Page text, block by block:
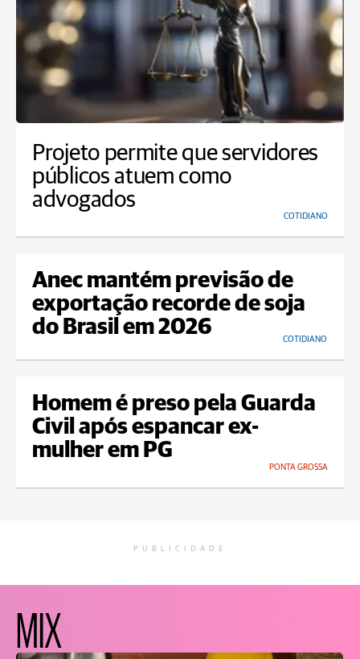
Projeto permite que servidores
públicos atuem como
advogados
COTIDIANO
Anec mantém previsão de
exportação recorde de soja
do Brasil em 2026
COTIDIANO
Homem é preso pela Guarda
Civil após espancar ex-
mulher em PG
PONTA GROSSA
PUBLICIDADE
MIX